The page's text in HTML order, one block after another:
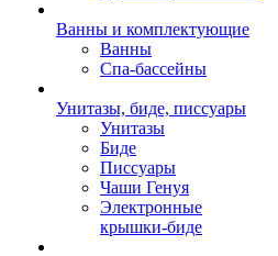
Ванны и комплектующие
Ванны
Спа-бассейны
Унитазы, биде, писсуары
Унитазы
Биде
Писсуары
Чаши Генуя
Электронные
крышки-биде